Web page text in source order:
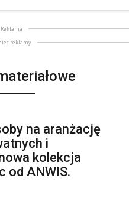
Reklama
reklamy
na aranżację
i
kolekcja
od ANWIS.